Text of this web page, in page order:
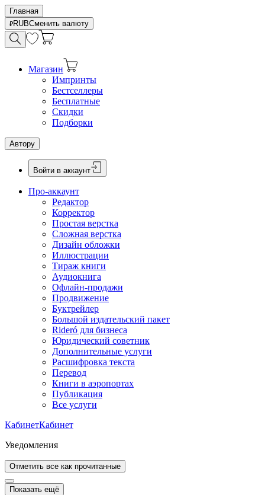
Главная
RUBСменить валюту
Магазин
Импринты
Бестселлеры
Бесплатные
Скидки
Подборки
Автору
Войти в аккаунт
Про-аккаунт
Редактор
Корректор
Простая верстка
Сложная верстка
Дизайн обложки
Иллюстрации
Тираж книги
Аудиокнига
Офлайн-продажи
Продвижение
Буктрейлер
Большой издательский пакет
Rideró для бизнеса
Юридический советник
Дополнительные услуги
Расшифровка текста
Перевод
Книги в аэропортах
Публикация
Все услуги
КабинетКабинет
Уведомления
Отметить все как прочитанные
Показать ещё